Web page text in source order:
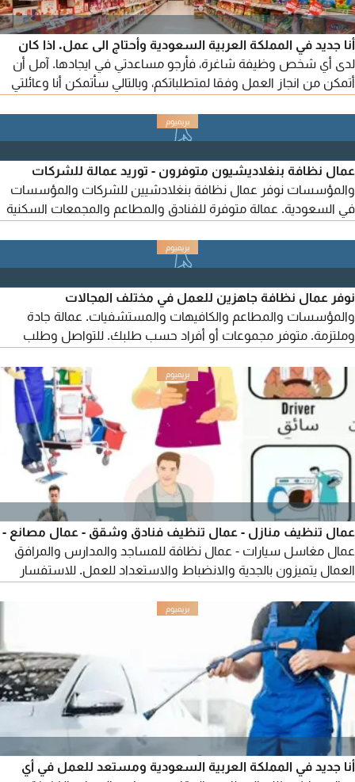
أنا جديد في المملكة العربية السعودية وأحتاج الى عمل. اذا كان
لدى أي شخص وظيفة شاغرة، فأرجو مساعدتي في ايجادها. آمل أن
أتمكن من انجاز العمل وفقا لمتطلباتكم، وبالتالي سأتمكن أنا وعائلتي
من كسب دخل جيد. سيكون ذلك مفيدا، ولدي خبرة واسعة في هذا
المجال. للتواصل، يرجى الاتصال على الرقم
عمال نظافة بنغلاديشيون متوفرون - توريد عمالة للشركات
والمؤسسات نوفر عمال نظافة بنغلادشيين للشركات والمؤسسات
في السعودية. عمالة متوفرة للفنادق والمطاعم والمجمعات السكنية
والاستفسار يرجى التواصل معنا اتصال
نوفر عمال نظافة جاهزين للعمل في مختلف المجالات
والمؤسسات والمطاعم والكافيهات والمستشفيات. عمالة جادة
وملتزمة. متوفر مجموعات أو أفراد حسب طلبك. للتواصل وطلب
العمالة التي تحتاجها، اتصل على الرقم
عمال تنظيف منازل - عمال تنظيف فنادق وشقق - عمال مصانع -
عمال مغاسل سيارات - عمال نظافة للمساجد والمدارس والمرافق
العمال يتميزون بالجدية والانضباط والاستعداد للعمل. للاستفسار
والتواصل عبر الاتصال
أنا جديد في المملكة العربية السعودية ومستعد للعمل في أي